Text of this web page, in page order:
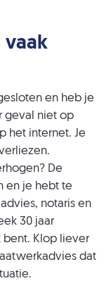
vaak
en heb je
geval niet op
het internet. Je
De
en je hebt te
notaris en
30 jaar
Klop liever
dat